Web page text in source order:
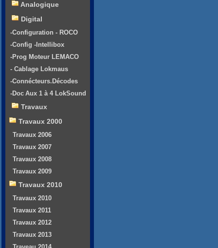
Analogique
Digital
-Configuration - ROCO
-Config -Intellibox
-Prog Moteur LEMACO
- Cablage Lokmaus
-Connécteurs.Décodes
-Doc Aux 1 à 4 LokSound
Travaux
Travaux 2000
Travaux 2006
Travaux 2007
Travaux 2008
Travaux 2009
Travaux 2010
Travaux 2010
Travaux 2011
Travaux 2012
Travaux 2013